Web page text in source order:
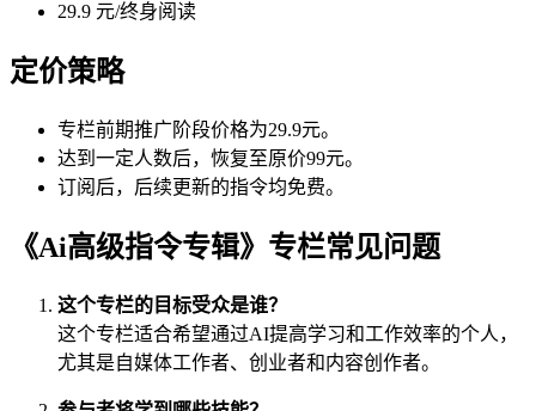
29.9 元/终身阅读
定价策略
专栏前期推广阶段价格为29.9元。
达到一定人数后，恢复至原价99元。
订阅后，后续更新的指令均免费。
《Ai高级指令专辑》专栏常见问题
这个专栏的目标受众是谁？
这个专栏适合希望通过AI提高学习和工作效率的个人，
尤其是自媒体工作者、创业者和内容创作者。